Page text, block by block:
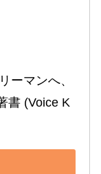
ーマンへ、
書 (Voice K